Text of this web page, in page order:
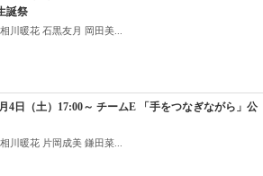
誕祭
川暖花 石黒友月 岡田美...
4日（土）17:00～ チームE 「手をつなぎながら」公
川暖花 片岡成美 鎌田菜...